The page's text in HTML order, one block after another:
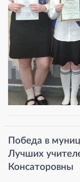
Победа в
Лучших
Консаторовны